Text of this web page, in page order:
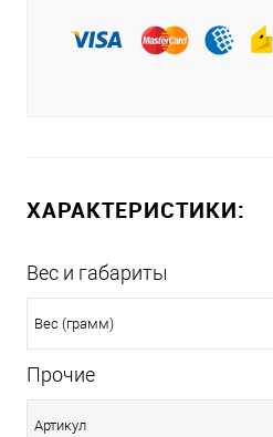
ХАРАКТЕРИСТИКИ:
Вес и габариты
Вес (грамм)
Прочие
Артикул